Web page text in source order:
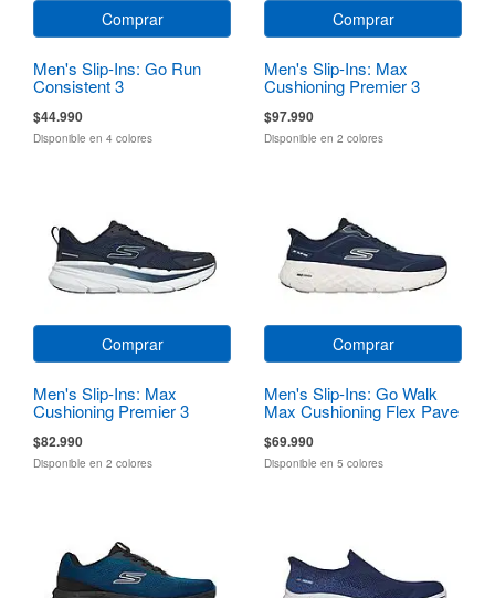
Comprar
Men's Slip-Ins: Go Run
Consistent 3
$44.990
Disponible en 4 colores
Comprar
Men's Slip-Ins: Max
Cushioning Premier 3
$97.990
Disponible en 2 colores
Comprar
Men's Slip-Ins: Max
Cushioning Premier 3
$82.990
Disponible en 2 colores
Comprar
Men's Slip-Ins: Go Walk
Max Cushioning Flex Pave
$69.990
Disponible en 5 colores